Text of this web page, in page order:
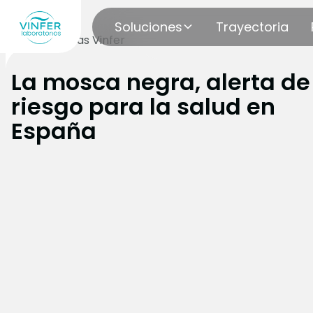
Soluciones Trayectoria
Blog Noticias Vinfer
La mosca negra, alerta de
riesgo para la salud en
España